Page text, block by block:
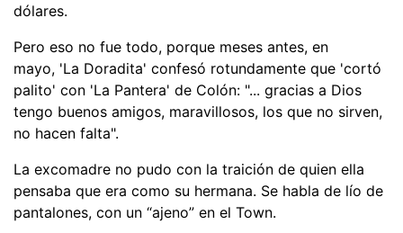
dólares.
Pero eso no fue todo, porque meses antes, en
mayo, 'La Doradita' confesó rotundamente que 'cortó
palito' con 'La Pantera' de Colón: "... gracias a Dios
tengo buenos amigos, maravillosos, los que no sirven,
no hacen falta".
La excomadre no pudo con la traición de quien ella
pensaba que era como su hermana. Se habla de lío de
pantalones, con un “ajeno” en el Town.